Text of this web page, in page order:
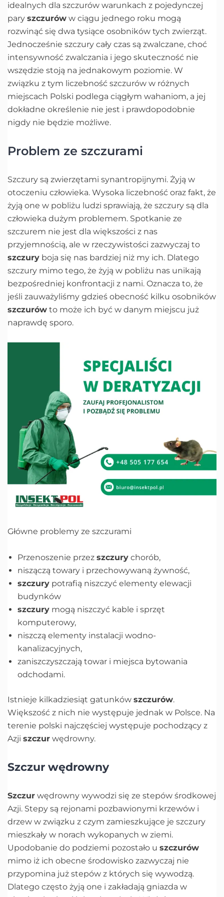
idealnych dla szczurów warunkach z pojedynczej
pary szczurów w ciągu jednego roku mogą
rozwinąć się dwa tysiące osobników tych zwierząt.
Jednocześnie szczury cały czas są zwalczane, choć
intensywność zwalczania i jego skuteczność nie
wszędzie stoją na jednakowym poziomie. W
związku z tym liczebność szczurów w różnych
miejscach Polski podlega ciągłym wahaniom, a jej
dokładne określenie nie jest i prawdopodobnie
nigdy nie będzie możliwe.
Problem ze szczurami
Szczury są zwierzętami synantropijnymi. Żyją w
otoczeniu człowieka. Wysoka liczebność oraz fakt, że
żyją one w pobliżu ludzi sprawiają, że szczury są dla
człowieka dużym problemem. Spotkanie ze
szczurem nie jest dla większości z nas
przyjemnością, ale w rzeczywistości zazwyczaj to
szczury boja się nas bardziej niż my ich. Dlatego
szczury mimo tego, że żyją w pobliżu nas unikają
bezpośredniej konfrontacji z nami. Oznacza to, że
jeśli zauważyliśmy gdzieś obecność kilku osobników
szczurów to może ich być w danym miejscu już
naprawdę sporo.
Główne problemy ze szczurami
Przenoszenie przez szczury chorób,
niszączą towary i przechowywaną żywność,
szczury potrafią niszczyć elementy elewacji
budynków
szczury mogą niszczyć kable i sprzęt
komputerowy,
niszczą elementy instalacji wodno-
kanalizacyjnych,
zaniszczyszczają towar i miejsca bytowania
odchodami.
Istnieje kilkadziesiąt gatunków szczurów.
Większość z nich nie występuje jednak w Polsce. Na
terenie polski najczęściej występuje pochodzący z
Azji szczur wędrowny.
Szczur wędrowny
Szczur wędrowny wywodzi się ze stepów środkowej
Azji. Stepy są rejonami pozbawionymi krzewów i
drzew w związku z czym zamieszkujące je szczury
mieszkały w norach wykopanych w ziemi.
Upodobanie do podziemi pozostało u szczurów
mimo iż ich obecne środowisko zazwyczaj nie
przypomina już stepów z których się wywodzą.
Dlatego często żyją one i zakładają gniazda w